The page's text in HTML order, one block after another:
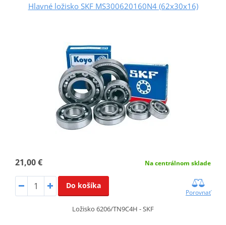
Hlavné ložisko SKF MS300620160N4 (62x30x16)
21,00 € Na centrálnom sklade
Do košíka
Porovnať
Ložisko 6206/TN9C4H - SKF